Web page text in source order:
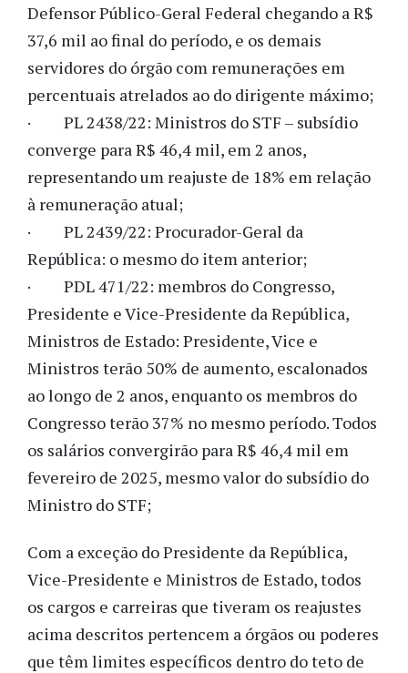
Defensor Público-Geral Federal chegando a R$
37,6 mil ao final do período, e os demais
servidores do órgão com remunerações em
percentuais atrelados ao do dirigente máximo;
· PL 2438/22: Ministros do STF – subsídio
converge para R$ 46,4 mil, em 2 anos,
representando um reajuste de 18% em relação
à remuneração atual;
· PL 2439/22: Procurador-Geral da
República: o mesmo do item anterior;
· PDL 471/22: membros do Congresso,
Presidente e Vice-Presidente da República,
Ministros de Estado: Presidente, Vice e
Ministros terão 50% de aumento, escalonados
ao longo de 2 anos, enquanto os membros do
Congresso terão 37% no mesmo período. Todos
os salários convergirão para R$ 46,4 mil em
fevereiro de 2025, mesmo valor do subsídio do
Ministro do STF;
Com a exceção do Presidente da República,
Vice-Presidente e Ministros de Estado, todos
os cargos e carreiras que tiveram os reajustes
acima descritos pertencem a órgãos ou poderes
que têm limites específicos dentro do teto de